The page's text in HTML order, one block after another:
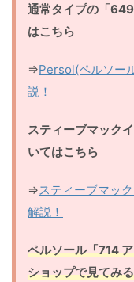
通常タイプの「
はこちら
⇒Persol(ペルソー
説！
スティーブマック
いてはこちら
⇒スティーブマッ
解説！
ペルソール「714
ショップで見てみる